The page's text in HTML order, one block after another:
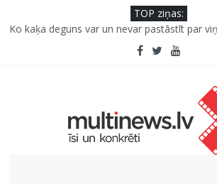
TOP ziņas:
Ko kaķa deguns var un nevar pastāstīt par
Šefpavārs iesaka, kā gudri un izdevīgi
sezonas sākuma līdz pat ziemai
Pēc peldes sāp auss vai kakls? Biežākās
tām izvairīties